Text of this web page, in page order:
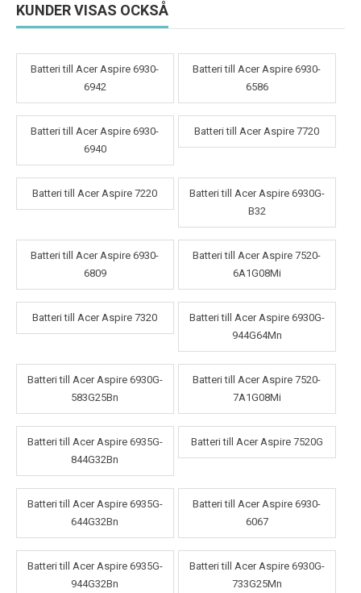
KUNDER VISAS OCKSÅ
Batteri till Acer Aspire 6930-
6942
Batteri till Acer Aspire 6930-
6586
Batteri till Acer Aspire 6930-
6940
Batteri till Acer Aspire 7720
Batteri till Acer Aspire 7220
Batteri till Acer Aspire 6930G-
B32
Batteri till Acer Aspire 6930-
6809
Batteri till Acer Aspire 7520-
6A1G08Mi
Batteri till Acer Aspire 7320
Batteri till Acer Aspire 6930G-
944G64Mn
Batteri till Acer Aspire 6930G-
583G25Bn
Batteri till Acer Aspire 7520-
7A1G08Mi
Batteri till Acer Aspire 6935G-
844G32Bn
Batteri till Acer Aspire 7520G
Batteri till Acer Aspire 6935G-
644G32Bn
Batteri till Acer Aspire 6930-
6067
Batteri till Acer Aspire 6935G-
944G32Bn
Batteri till Acer Aspire 6930G-
733G25Mn